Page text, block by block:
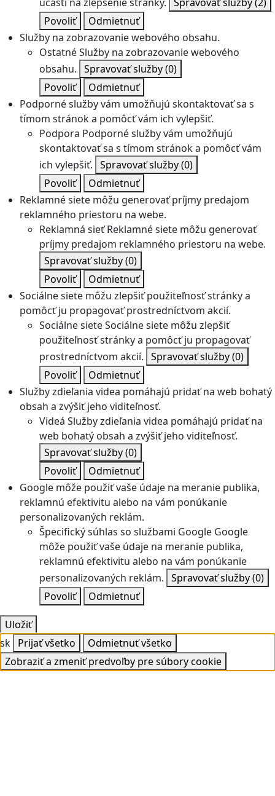
Povoliť
Odmietnuť
Služby na zobrazovanie webového obsahu.
OstatnéSlužby na zobrazovanie webového
obsahu. Spravovať služby(0)
Povoliť
Odmietnuť
Podporné služby vám umožňujú skontaktovať sa s
tímom stránok a pomôcť vám ich vylepšiť.
Podpora Podporné služby vám umožňujú
skontaktovať sa s tímom stránok a pomôcť vám
ich vylepšiť. Spravovať služby(0)
Povoliť
Odmietnuť
Reklamné siete môžu generovať príjmy predajom
reklamného priestoru na webe.
Reklamná sieť Reklamné siete môžu generovať
príjmy predajom reklamného priestoru na webe.
Spravovať služby(0)
Povoliť
Odmietnuť
Sociálne siete môžu zlepšiť použiteľnosť stránky a
pomôcť ju propagovať prostredníctvom akcií.
Sociálne sieteSociálne siete môžu zlepšiť
použiteľnosť stránky a pomôcť ju propagovať
prostredníctvom akcií. Spravovať služby(0)
Povoliť
Odmietnuť
Služby zdieľania videa pomáhajú pridať na web bohatý
obsah a zvýšiť jeho viditeľnosť.
Videá Služby zdieľania videa pomáhajú pridať na
web bohatý obsah a zvýšiť jeho viditeľnosť.
Spravovať služby(0)
Povoliť
Odmietnuť
Google môže použiť vaše údaje na meranie publika,
reklamnú efektivitu alebo na vám ponúkanie
personalizovaných reklám.
Špecifický súhlas so službami Google Google
môže použiť vaše údaje na meranie publika,
reklamnú efektivitu alebo na vám ponúkanie
personalizovaných reklám. Spravovať služby(0)
Povoliť
Odmietnuť
Uložiť
sk Prijať všetko
Odmietnuť všetko
Zobraziť a zmeniť predvoľby pre súbory cookie